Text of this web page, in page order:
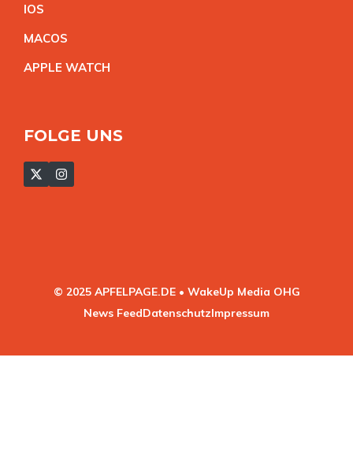
IOS
MACOS
APPLE WATCH
FOLGE UNS
© 2025 APFELPAGE.DE • WakeUp Media OHG
News FeedDatenschutzImpressum